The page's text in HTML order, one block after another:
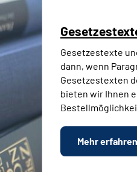
Gesetzestexte
dann, wenn
Gesetzestexten
bieten wir Ihnen
Mehr erfahren